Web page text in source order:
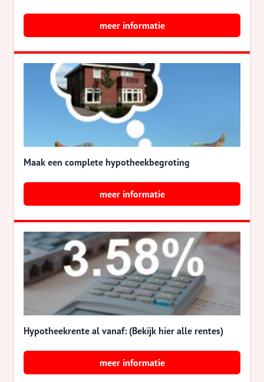
meer informatie
Maak een complete hypotheekbegroting
meer informatie
Hypotheekrente al vanaf: (Bekijk hier alle rentes)
meer informatie